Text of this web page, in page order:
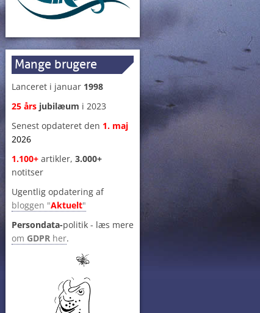
Mange brugere
Lanceret i januar 1998
25 års jubilæum i 2023
Senest opdateret den 1. maj
2026
1.100+ artikler, 3.000+
notitser
Ugentlig opdatering af
bloggen "Aktuelt"
Persondata-politik - læs mere
om GDPR her.